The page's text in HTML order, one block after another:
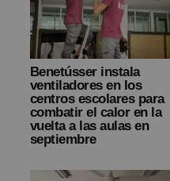
Benetússer instala
ventiladores en los
centros escolares para
combatir el calor en la
vuelta a las aulas en
septiembre